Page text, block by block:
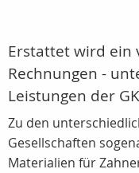
Erstattet wird ein
Rechnungen -
Leistungen der
Zu den
Gesellschaften
Materialien für